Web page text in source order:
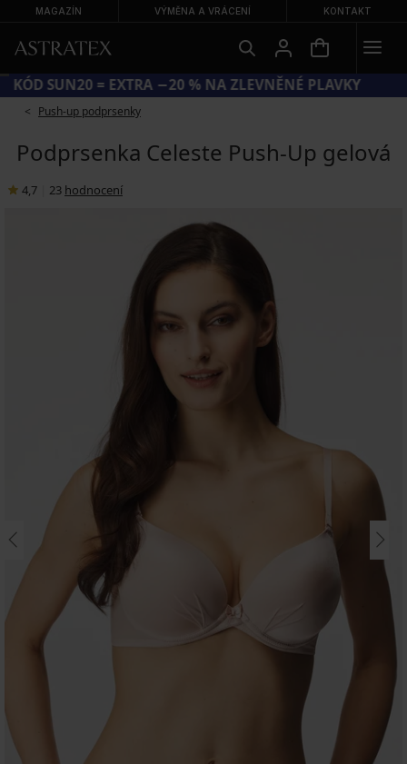
MAGAZÍN VÝMĚNA A VRÁCENÍ KONTAKT
KÓD SUN20 = EXTRA −20 % NA ZLEVNĚNÉ PLAVKY
Push-up podprsenky
Podprsenka Celeste Push-Up gelová
4,7 23 hodnocení